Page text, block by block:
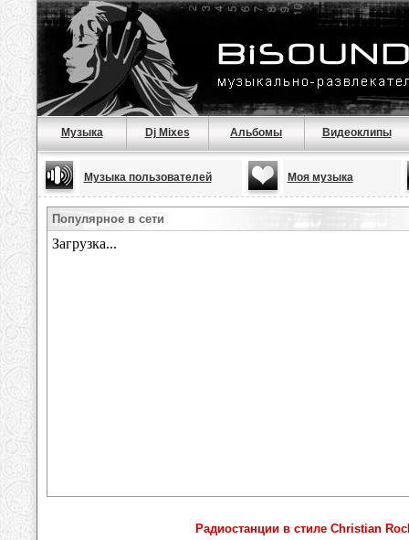
Музыка Dj Mixes Альбомы Видеоклипы
Музыка пользователей Моя музыка
Популярное в сети
Радиостанции в стиле Christian